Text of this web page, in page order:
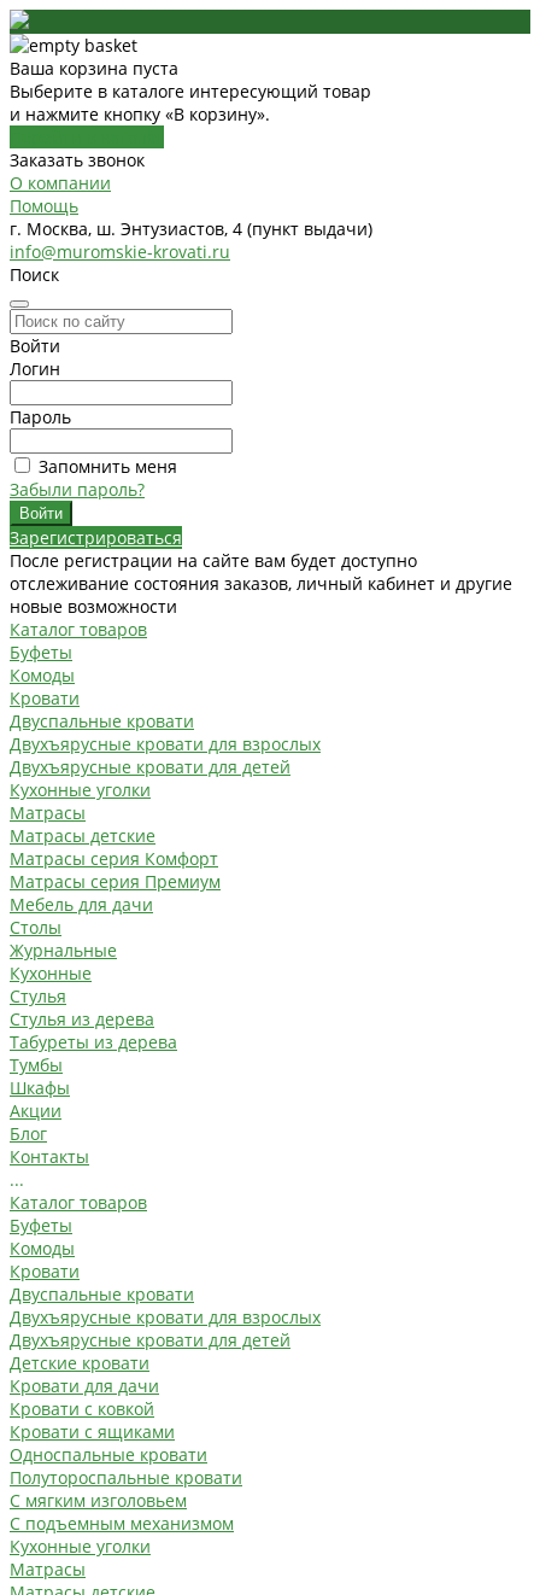
Ваша корзина пуста
Выберите в каталоге интересующий товар
и нажмите кнопку «В корзину».
Заказать звонок
О компании
Помощь
г. Москва, ш. Энтузиастов, 4 (пункт выдачи)
info@muromskie-krovati.ru
Поиск
Войти
Логин
Пароль
Запомнить меня
Забыли пароль?
Зарегистрироваться
После регистрации на сайте вам будет доступно
отслеживание состояния заказов, личный кабинет и другие
новые возможности
Каталог товаров
Буфеты
Комоды
Кровати
Двуспальные кровати
Двухъярусные кровати для взрослых
Двухъярусные кровати для детей
Кухонные уголки
Матрасы
Матрасы детские
Матрасы серия Комфорт
Матрасы серия Премиум
Мебель для дачи
Столы
Журнальные
Кухонные
Стулья
Стулья из дерева
Табуреты из дерева
Тумбы
Шкафы
Акции
Блог
Контакты
...
Каталог товаров
Буфеты
Комоды
Кровати
Двуспальные кровати
Двухъярусные кровати для взрослых
Двухъярусные кровати для детей
Детские кровати
Кровати для дачи
Кровати с ковкой
Кровати с ящиками
Односпальные кровати
Полутороспальные кровати
С мягким изголовьем
С подъемным механизмом
Кухонные уголки
Матрасы